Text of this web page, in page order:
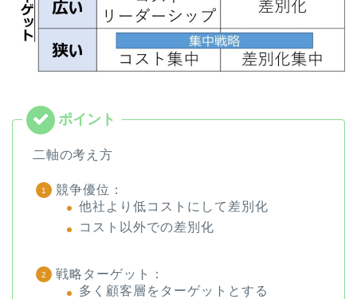
二軸の考え方
競争優位：
他社より低コストにして差別化
コスト以外での差別化
戦略ターゲット：
多く顧客層をターゲットとする